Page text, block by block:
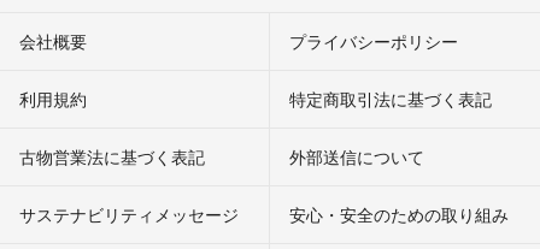
会社概要 プライバシーポリシー
利用規約 特定商取引法に基づく表記
古物営業法に基づく表記 外部送信について
サステナビリティメッセージ 安心・安全のための取り組み